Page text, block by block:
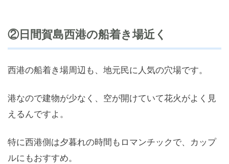
②日間賀島西港の船着き場近く
西港の船着き場周辺も、地元民に人気の穴場です。
港なので建物が少なく、空が開けていて花火がよく見
えるんですよ。
特に西港側は夕暮れの時間もロマンチックで、カップ
ルにもおすすめ。